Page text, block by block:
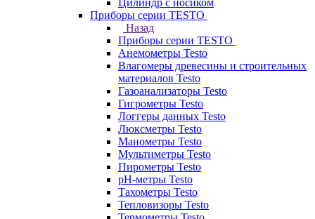
Цилиндр с носиком
Приборы серии TESTO
Назад
Приборы серии TESTO
Анемометры Testo
Влагомеры древесины и строительных
материалов Testo
Газоанализаторы Testo
Гигрометры Testo
Логгеры данных Testo
Люксметры Testo
Манометры Testo
Мультиметры Testo
Пирометры Testo
pH-метры Testo
Тахометры Testo
Тепловизоры Testo